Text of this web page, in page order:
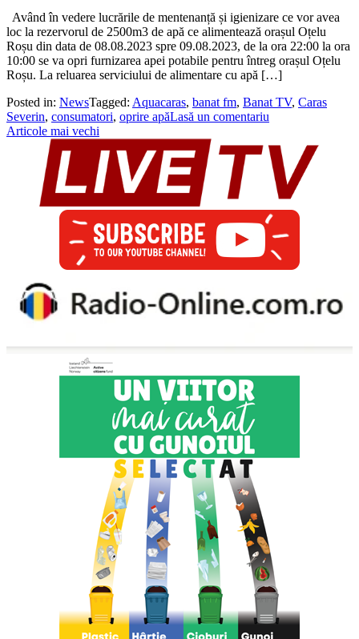
Având în vedere lucrările de mentenanță și igienizare ce vor avea
loc la rezervorul de 2500m3 de apă ce alimentează orașul Oțelu
Roșu din data de 08.08.2023 spre 09.08.2023, de la ora 22:00 la ora
10:00 se va opri furnizarea apei potabile pentru întreg orașul Oțelu
Roșu. La reluarea serviciului de alimentare cu apă […]
Posted in: NewsTagged: Aquacaras, banat fm, Banat TV, Caras
Severin, consumatori, oprire apăLasă un comentariu
Navigare
articole
Articole mai vechi